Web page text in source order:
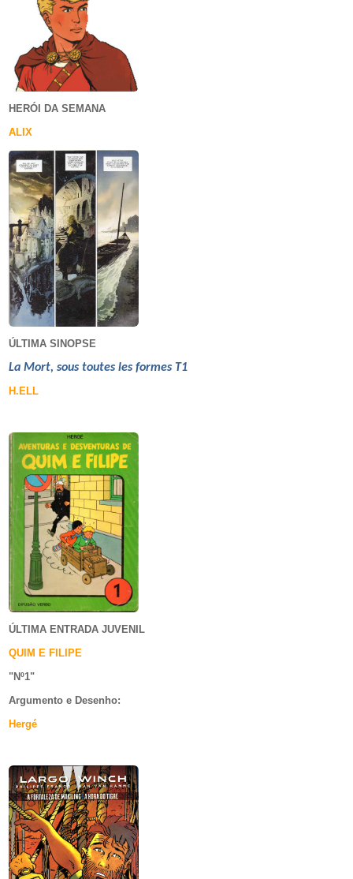
HERÓI DA SEMANA
ALIX
ÚLTIMA SINOPSE
La Mort, sous toutes les formes T1
H.ELL
ÚLTIMA ENTRADA JUVENIL
QUIM E FILIPE
"Nº1"
Argumento e Desenho:
Hergé